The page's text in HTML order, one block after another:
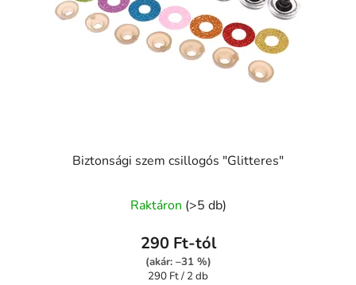
Biztonsági szem csillogós "Glitteres"
Raktáron (>5 db)
290 Ft-tól
(akár: –31 %)
Egységár:
290 Ft / 2 db